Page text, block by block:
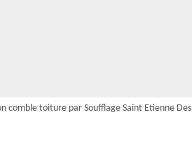
comble toiture par Soufflage Saint Etienne Des